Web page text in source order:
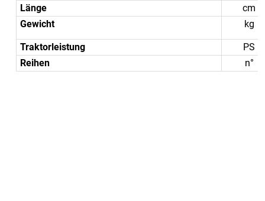
Länge
cm
Gewicht
kg
Traktorleistung
PS
Reihen
n°